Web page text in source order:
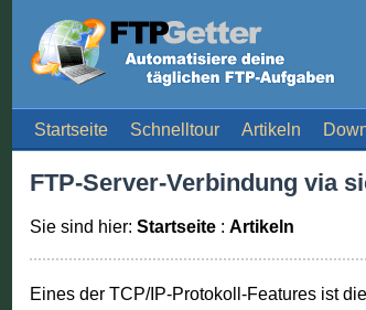
Startseite Schnelltour Artikeln
FTP-Server-Verbindung via
Sie sind hier: Startseite: Artikeln
Eines der TCP/IP-Protokoll-Features ist